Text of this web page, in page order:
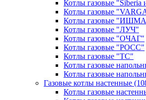
Котлы газовые "Siberia
Котлы газовые
Котлы газовые
Котлы газовые "ЛУЧ"
Котлы газовые "ОЧАГ"
Котлы газовые "РОСС"
Котлы газовые "ТС"
Котлы газовые
Котлы газовые
Газовые котлы настенные
Котлы газовые